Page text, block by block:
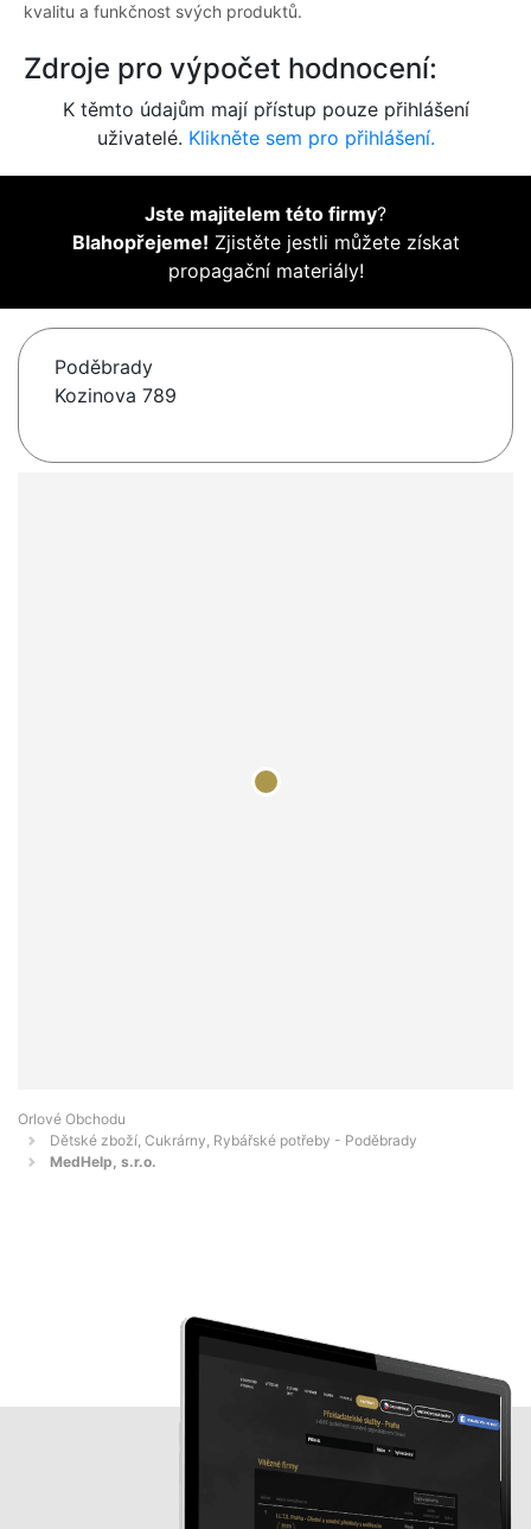
kvalitu a funkčnost svých produktů.
Zdroje pro výpočet hodnocení:
K těmto údajům mají přístup pouze přihlášení
uživatelé. Klikněte sem pro přihlášení.
Jste majitelem této firmy?
Blahopřejeme! Zjistěte jestli můžete získat
propagační materiály!
Poděbrady
Kozinova 789
Orlové Obchodu
Dětské zboží, Cukrárny, Rybářské potřeby - Poděbrady
MedHelp, s.r.o.